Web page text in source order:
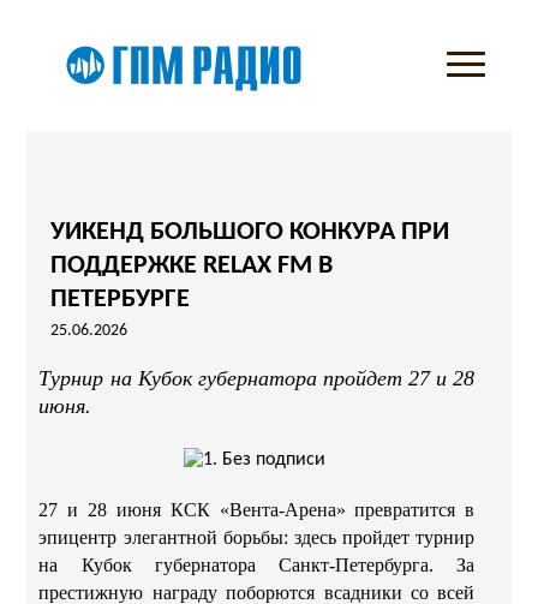
УИКЕНД БОЛЬШОГО КОНКУРА ПРИ
ПОДДЕРЖКЕ RELAX FM В
ПЕТЕРБУРГЕ
25.06.2026
Турнир на Кубок губернатора пройдет 27 и 28
июня.
27 и 28 июня КСК «Вента‑Арена» превратится в
эпицентр элегантной борьбы: здесь пройдет турнир
на Кубок губернатора Санкт‑Петербурга. За
престижную награду поборются всадники со всей